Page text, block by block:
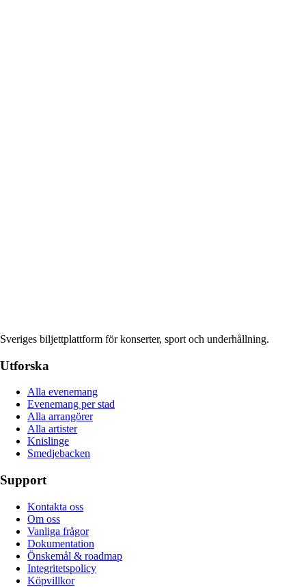
Sveriges biljettplattform för konserter, sport och underhållning.
Utforska
Alla evenemang
Evenemang per stad
Alla arrangörer
Alla artister
Knislinge
Smedjebacken
Support
Kontakta oss
Om oss
Vanliga frågor
Dokumentation
Önskemål & roadmap
Integritetspolicy
Köpvillkor